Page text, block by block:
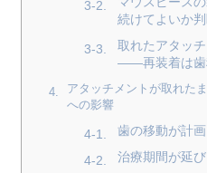
続けてよいか
取れたアタッ
——再装着は歯
アタッチメントが取れた
への影響
歯の移動が計
治療期間が延